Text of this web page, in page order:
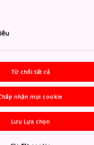
nằm gần Ga Akayu,
Shinkansen và Tuyến
bằng Tàu Yamagata
thành phố trong khu vực
Zao,Yamagata
và
bằng Tuyến đường
thời gian di chuyển
dài.
Từ chối tất cả
nhận mọi cookie
Lưu Lựa chọn